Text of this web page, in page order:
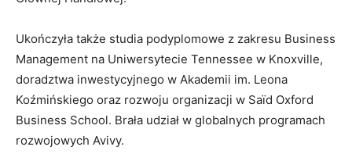
Ukończyła także studia podyplomowe z zakresu Business
Management na Uniwersytecie Tennessee w Knoxville,
doradztwa inwestycyjnego w Akademii im. Leona
Koźmińskiego oraz rozwoju organizacji w Saïd Oxford
Business School. Brała udział w globalnych programach
rozwojowych Avivy.